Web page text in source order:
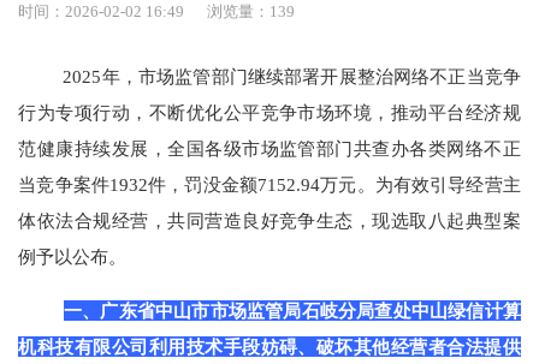
时间：2026-02-02 16:49
浏览量： 139
2025年，市场监管部门继续部署开展整治网络不正当竞争
行为专项行动，不断优化公平竞争市场环境，推动平台经济规
范健康持续发展，全国各级市场监管部门共查办各类网络不正
当竞争案件1932件，罚没金额7152.94万元。为有效引导经营主
体依法合规经营，共同营造良好竞争生态，现选取八起典型案
例予以公布。
一、广东省中山市市场监管局石岐分局查处中山绿信计算
机科技有限公司利用技术手段妨碍、破坏其他经营者合法提供